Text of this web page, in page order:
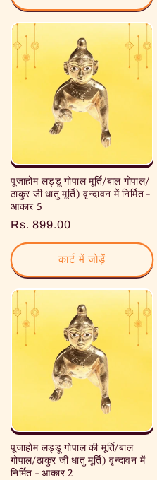
मूल्य
पूजाहोम लड्डू गोपाल मूर्ति/बाल गोपाल/
ठाकुर जी धातु मूर्ति) वृन्दावन में निर्मित -
आकार 5
नियमित
रूप
से
मूल्य
Rs. 899.00
कार्ट में जोड़ें
पूजाहोम लड्डू गोपाल की मूर्ति/बाल
गोपाल/ठाकुर जी धातु मूर्ति) वृन्दावन में
निर्मित - आकार 2